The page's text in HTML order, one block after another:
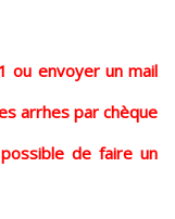
ou envoyer un mail
arrhes par chèque
de faire un